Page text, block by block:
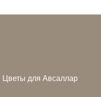
Цветы для Авсаллар